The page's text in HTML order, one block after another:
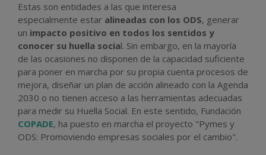
Estas son entidades a las que interesa
especialmente estar alineadas con los ODS, generar
un impacto positivo en todos los sentidos y
conocer su huella social. Sin embargo, en la mayoría
de las ocasiones no disponen de la capacidad suficiente
para poner en marcha por su propia cuenta procesos de
mejora, diseñar un plan de acción alineado con la Agenda
2030 o no tienen acceso a las herramientas adecuadas
para medir su Huella Social. En este sentido, Fundación
COPADE, ha puesto en marcha el proyecto "Pymes y
ODS: Promoviendo empresas sociales por el cambio".